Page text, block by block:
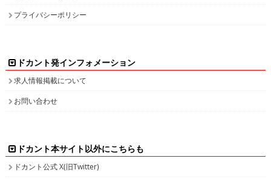
プライバシーポリシー
ドカント発インフォメーション
求人情報掲載について
お問い合わせ
ドカント本サイト以外にこちらも
ドカント公式 X(旧Twitter)